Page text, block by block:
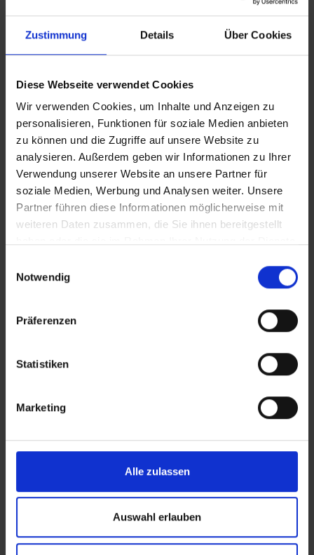
Zustimmung Details Über Cookies
Diese Webseite verwendet Cookies
Wir verwenden Cookies, um Inhalte und Anzeigen zu
personalisieren, Funktionen für soziale Medien anbieten
zu können und die Zugriffe auf unsere Website zu
analysieren. Außerdem geben wir Informationen zu Ihrer
Verwendung unserer Website an unsere Partner für
soziale Medien, Werbung und Analysen weiter. Unsere
Partner führen diese Informationen möglicherweise mit
weiteren Daten zusammen, die Sie ihnen bereitgestellt
Notwendig
Präferenzen
Statistiken
Marketing
Alle zulassen
Auswahl erlauben
Elounda Beach
Elounda Orama Boutique Hotel
Griechenland – Elounda
Kreta
Elounda Palm
Hotel